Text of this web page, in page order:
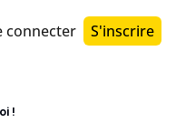
connecter S'inscrire
!